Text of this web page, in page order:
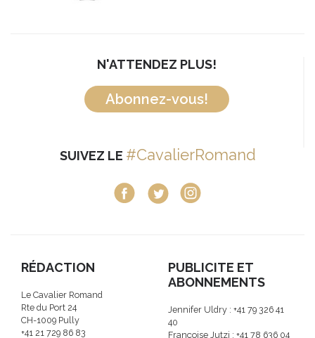
N'ATTENDEZ PLUS!
Abonnez-vous!
SUIVEZ LE #CavalierRomand
RÉDACTION
Le Cavalier Romand
Rte du Port 24
CH-1009 Pully
+41 21 729 86 83
PUBLICITE ET
ABONNEMENTS
Jennifer Uldry : +41 79 326 41
40
Françoise Jutzi : +41 78 636 04